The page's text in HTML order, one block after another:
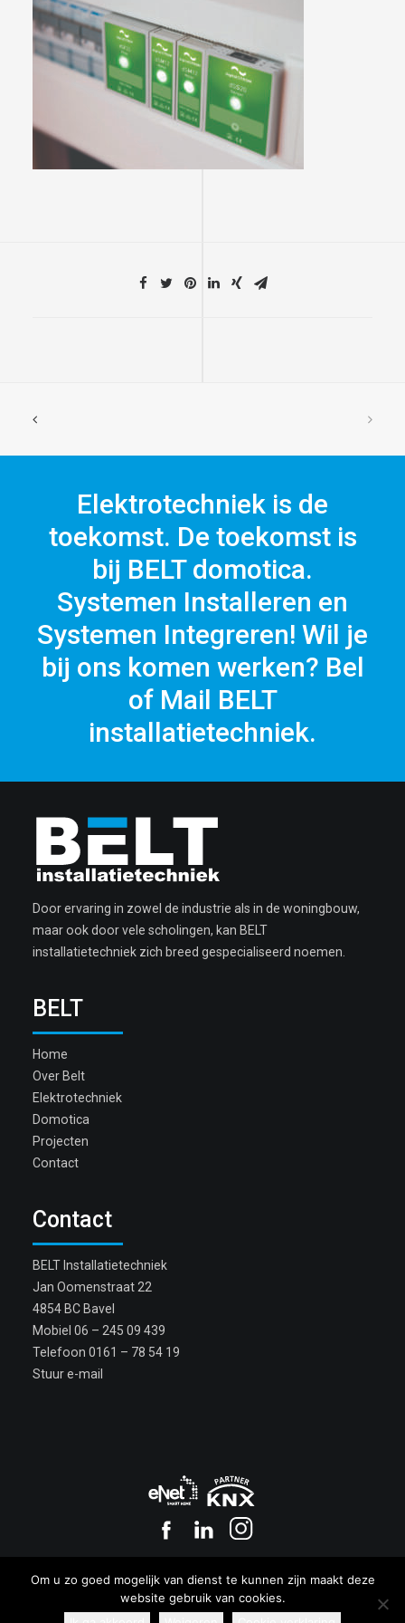
Elektrotechniek is de
toekomst. De toekomst is
bij BELT domotica.
Systemen Installeren en
Systemen Integreren! Wil je
bij ons komen werken? Bel
of Mail BELT
installatietechniek.
Door ervaring in zowel de industrie als in de woningbouw,
maar ook door vele scholingen, kan BELT
installatietechniek zich breed gespecialiseerd noemen.
BELT
Home
Over Belt
Elektrotechniek
Domotica
Projecten
Contact
Contact
BELT Installatietechniek
Jan Oomenstraat 22
4854 BC Bavel
Mobiel 06 – 245 09 439
Telefoon 0161 – 78 54 19
Stuur e-mail
Privacy|Cookies
Om u zo goed mogelijk van dienst te kunnen zijn maakt deze
website gebruik van cookies.